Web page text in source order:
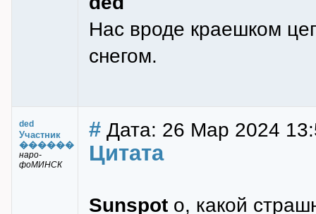
Нас вроде краешком
снегом.
ded
Участник
������
наро-
фоМИНСК
# Дата: 26 Мар 2024
Цитата
Sunspot о, какой